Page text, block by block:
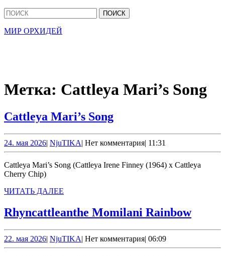
Кнопка
Закрыть
Найти:
МИР ОРХИДЕЙ
Метка: Cattleya Mari’s Song
Cattleya Mari’s SongCattleya
Song
24. мая 202624.
мая
2026
| NjuTIKANjuTIKA
| Нет комментария| 11:31
Cattleya Mari’s Song (Cattleya Irene Finney (1964) x Cattleya
Cherry Chip)
ЧИТАТЬ ДАЛЕЕ
Rhyncattleanthe Momilani Rainbow
22. мая 202622.
мая
| NjuTIKANjuTIKA
| Нет комментария| 06:09